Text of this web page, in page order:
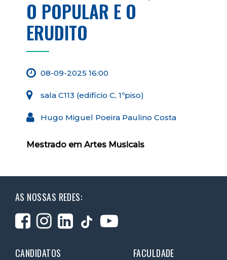
O POPULAR E O
ERUDITO
08-09-2025 16:00
sala C113 (edifício C, 1ºpiso)
Hugo Miguel Poeira Paulino Costa
Mestrado em Artes Musicais
AS NOSSAS REDES:
CANDIDATOS
FACULDADE